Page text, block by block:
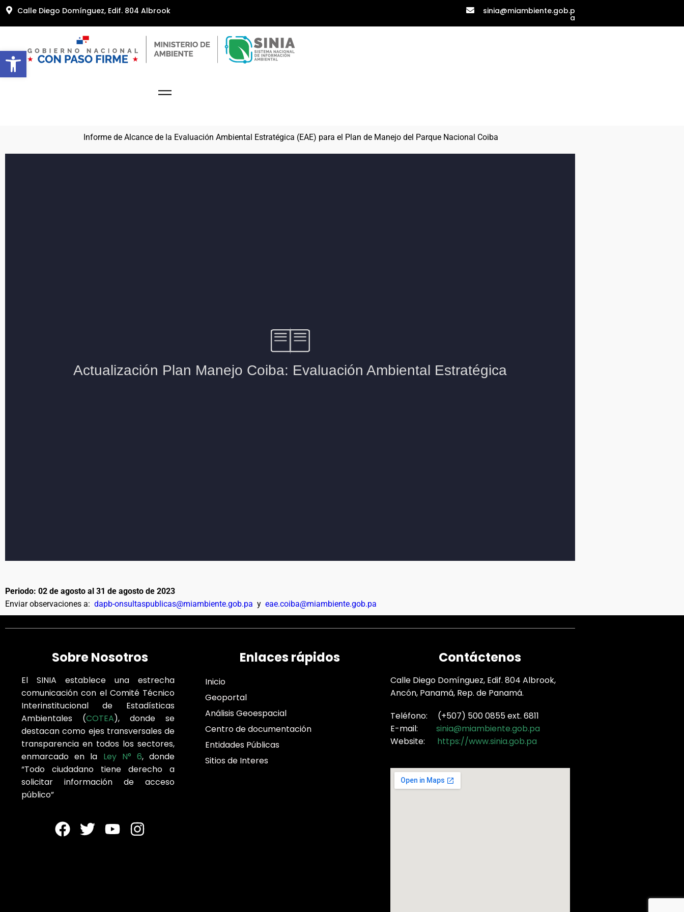
Abrir barra de herramientas
Calle Diego Domínguez, Edif. 804 Albrook sinia@miambiente.gob.p
a
Informe de Alcance de la Evaluación Ambiental Estratégica (EAE) para el Plan de Manejo del Parque Nacional Coiba
Periodo: 02 de agosto al 31 de agosto de 2023
Enviar observaciones a: dapb-onsultaspublicas@miambiente.gob.pa y eae.coiba@miambiente.gob.pa
Sobre Nosotros
El SINIA establece una estrecha
comunicación con el Comité Técnico
Interinstitucional de Estadísticas
Ambientales (COTEA), donde se
destacan como ejes transversales de
transparencia en todos los sectores,
enmarcado en la Ley N° 6, donde
“Todo ciudadano tiene derecho a
solicitar información de acceso
público”
Enlaces rápidos
Inicio
Geoportal
Análisis Geoespacial
Centro de documentación
Entidades Públicas
Sitios de Interes
Contáctenos
Calle Diego Domínguez, Edif. 804 Albrook,
Ancón, Panamá, Rep. de Panamá.
Teléfono: (+507) 500 0855 ext. 6811
E-mail: sinia@miambiente.gob.pa
Website: https://www.sinia.gob.pa